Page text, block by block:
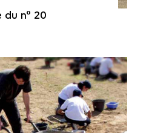
n° 20